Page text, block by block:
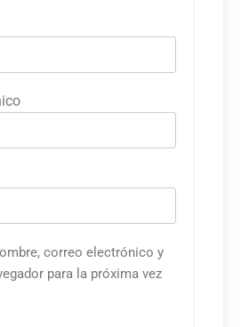
correo electrónico y
para la próxima vez